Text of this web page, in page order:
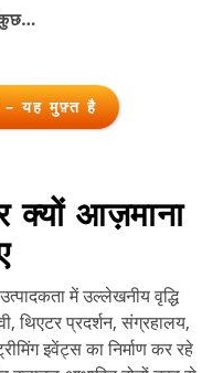
कुछ…
– यह मुफ़्त है
आज़माना
में उल्लेखनीय वृद्धि
थिएटर प्रदर्शन, संग्रहालय,
इवेंट्स का निर्माण कर रहे